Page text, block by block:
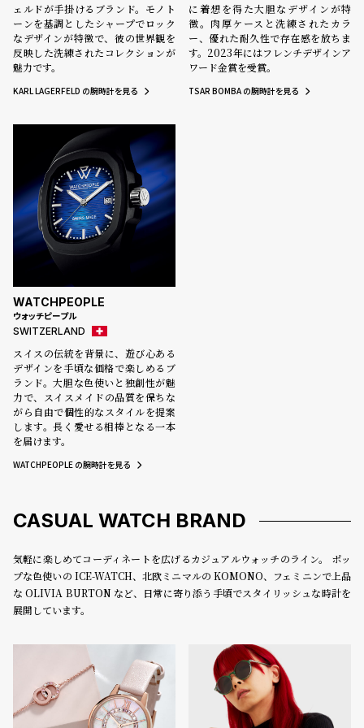
ェルドが手掛けるブランド。モノト
ーンを基調としたシャープでロック
なデザインが特徴で、彼の世界観を
反映した洗練されたコレクションが
魅力です。
KARL LAGERFELD の腕時計を見る
に着想を得た大胆なデザインが特
徴。肉厚ケースと洗練されたカラ
ー、優れた耐久性で存在感を放ちま
す。2023年にはフレンチデザインア
ワード金賞を受賞。
TSAR BOMBA の腕時計を見る
WATCHPEOPLE
ウォッチピープル
SWITZERLAND
スイスの伝統を背景に、遊び心ある
デザインを手頃な価格で楽しめるブ
ランド。大胆な色使いと独創性が魅
力で、スイスメイドの品質を保ちな
がら自由で個性的なスタイルを提案
します。長く愛せる相棒となる一本
を届けます。
WATCHPEOPLE の腕時計を見る
CASUAL WATCH BRAND
気軽に楽しめてコーディネートを広げるカジュアルウォッチのライン。 ポッ
プな色使いの ICE-WATCH、北欧ミニマルの KOMONO、フェミニンで上品
な OLIVIA BURTON など、日常に寄り添う手頃でスタイリッシュな時計を
展開しています。